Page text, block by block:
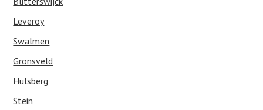
Leveroy
Swalmen
Gronsveld
Hulsberg
Stein